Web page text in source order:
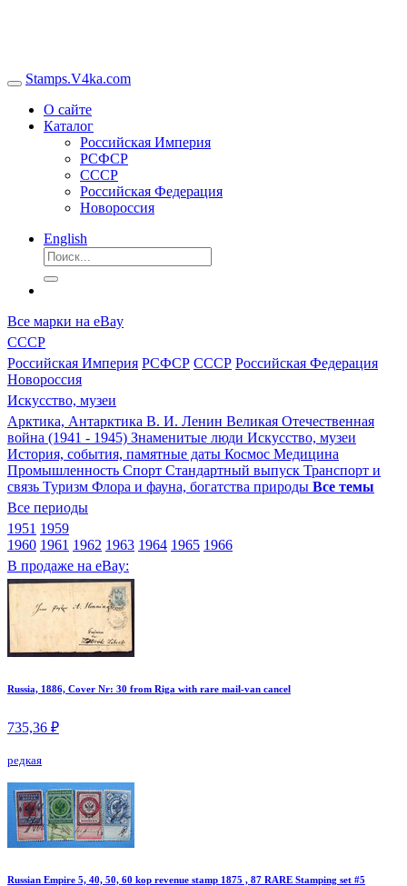
Stamps.V4ka.com
О сайте
Каталог
Российская Империя
РСФСР
СССР
Российская Федерация
Новороссия
English
Все марки на eBay
СССР
Российская Империя РСФСР СССР Российская Федерация
Новороссия
Искусство, музеи
Арктика, Антарктика В. И. Ленин Великая Отечественная
война (1941 - 1945) Знаменитые люди Искусство, музеи
История, события, памятные даты Космос Медицина
Промышленность Спорт Стандартный выпуск Транспорт и
связь Туризм Флора и фауна, богатства природы Все темы
Все периоды
1951 1959
1960 1961 1962 1963 1964 1965 1966
В продаже на eBay:
Russia, 1886, Cover Nr: 30 from Riga with rare mail-van cancel
735,36 ₽
редкая
Russian Empire 5, 40, 50, 60 kop revenue stamp 1875 , 87 RARE Stamping set #5